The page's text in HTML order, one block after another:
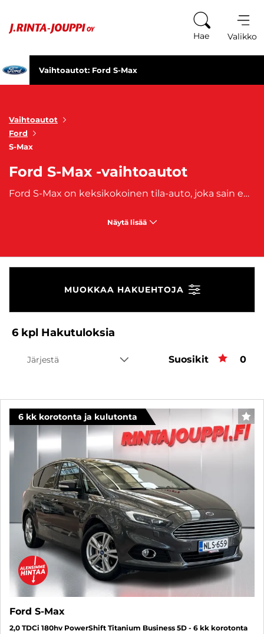
Hae Valikko
Vaihtoautot: Ford S-Max
Vaihtoautot
Ford
S-Max
Ford S-Max -vaihtoautot
Ford S-Max on keksikokoinen tila-auto, joka sain ensiesittelynsä vuonna 2006. S-Max autot perustuvat samalle pohjalevylle, kun Ford Mondeo- ja Edge-mallit. Kolaritestistä viisi tähteä saanut hyötyajoneuvo on erittäin luotettava ajokki alle arjen tilanteisiin. Tässä tilaihme, joka kantaa suurenkin seurueen. J. Rinta-Joupilta ostat käytetyn Ford S-Max -vaihtoauton, joihin on saatavilla myös edullinen
Näytä lisää
MUOKKAA HAKUEHTOJA
6 kpl Hakutuloksia
Järjestä Suosikit 0
6 kk korotonta ja kulutonta
Ford S-Max
2,0 TDCi 180hv PowerShift Titanium Business 5D - 6 kk korotonta